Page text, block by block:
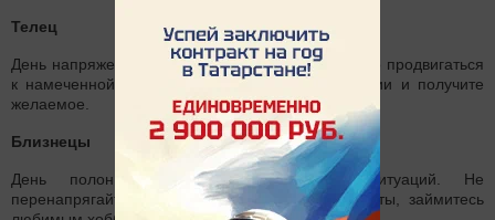
Телец
День напряженный, однако вы будете настойчиво продвигаться
к намеченной цели, удовлетворите свои амбиции и получите
желаемое.
Близнецы
День полон конфликтов и взрывных ситуаций. Не
перенапрягайтесь на работе. Отдохните от суеты, займитесь